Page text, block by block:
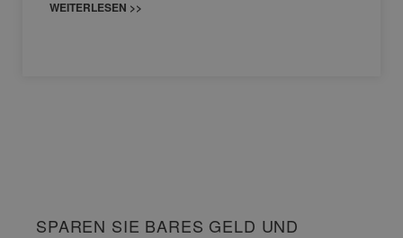
WEITERLESEN >>
SPAREN SIE BARES GELD UND